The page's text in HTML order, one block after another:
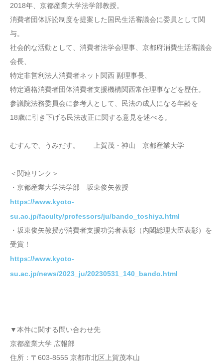
2018年、京都産業大学法学部教授。
消費者団体訴訟制度を提案した国民生活審議会に委員として関
与。
社会的な活動として、消費者法学会理事、京都府消費生活審議会
会長、
特定非営利法人消費者ネット関西 副理事長、
特定適格消費者団体消費者支援機構関西常任理事などを歴任。
参議院法務委員会に参考人として、民法の成人になる年齢を
18歳に引き下げる民法改正に関する意見を述べる。
むすんで、うみだす。 上賀茂・神山 京都産業大学
＜関連リンク＞
・京都産業大学法学部 坂東俊矢教授
https://www.kyoto-
su.ac.jp/faculty/professors/ju/bando_toshiya.html
・坂東俊矢教授が消費者支援功労者表彰（内閣総理大臣表彰）を
受賞！
https://www.kyoto-
su.ac.jp/news/2023_ju/20230531_140_bando.html
▼本件に関する問い合わせ先
京都産業大学 広報部
住所：〒603-8555 京都市北区上賀茂本山